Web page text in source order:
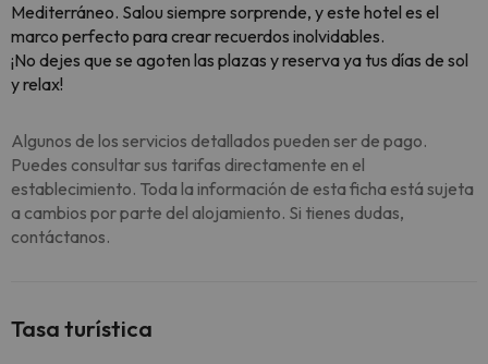
Mediterráneo. Salou siempre sorprende, y este hotel es el
marco perfecto para crear recuerdos inolvidables.
¡No dejes que se agoten las plazas y reserva ya tus días de sol
y relax!
Algunos de los servicios detallados pueden ser de pago.
Puedes consultar sus tarifas directamente en el
establecimiento. Toda la información de esta ficha está sujeta
a cambios por parte del alojamiento. Si tienes dudas,
contáctanos.
Tasa turística